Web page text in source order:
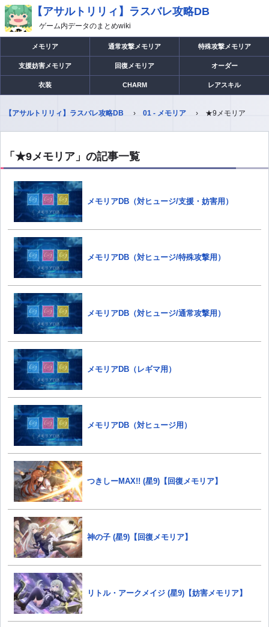
【アサルトリリィ】ラスバレ攻略DB
ゲーム内データのまとめwiki
メモリア 通常攻撃メモリア 特殊攻撃メモリア
支援妨害メモリア 回復メモリア オーダー
衣装 CHARM レアスキル
【アサルトリリィ】ラスバレ攻略DB 01 - メモリア ★9メモリア
「★9メモリア」の記事一覧
メモリアDB（対ヒュージ/支援・妨害用）
メモリアDB（対ヒュージ/特殊攻撃用）
メモリアDB（対ヒュージ/通常攻撃用）
メモリアDB（レギマ用）
メモリアDB（対ヒュージ用）
つきしーMAX!! (星9)【回復メモリア】
神の子 (星9)【回復メモリア】
リトル・アークメイジ (星9)【妨害メモリア】